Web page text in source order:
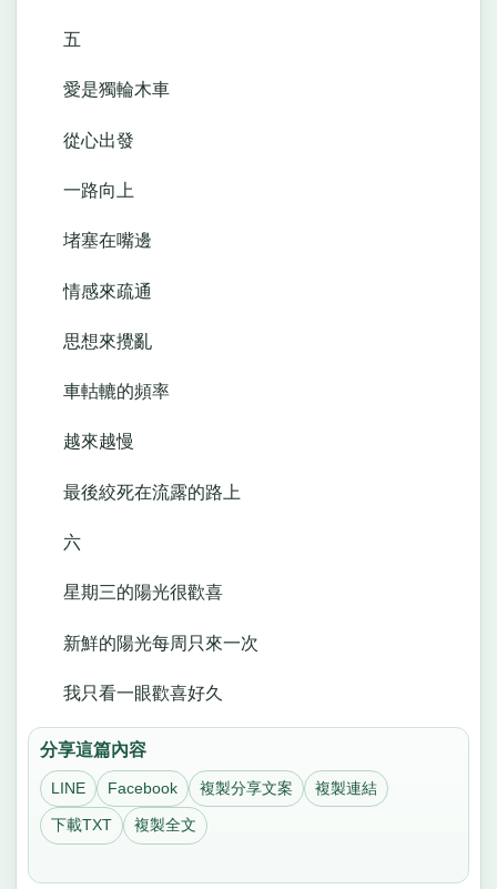
五
愛是獨輪木車
從心出發
一路向上
堵塞在嘴邊
情感來疏通
思想來攪亂
車軲轆的頻率
越來越慢
最後絞死在流露的路上
六
星期三的陽光很歡喜
新鮮的陽光每周只來一次
我只看一眼歡喜好久
分享這篇內容
LINE Facebook 複製分享文案 複製連結
下載TXT 複製全文